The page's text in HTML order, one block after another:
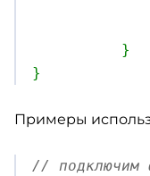
}
}
Примеры
// подключим